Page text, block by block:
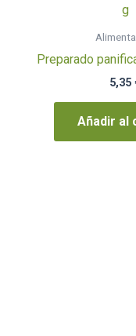
Preparado
5,35
Añadir al